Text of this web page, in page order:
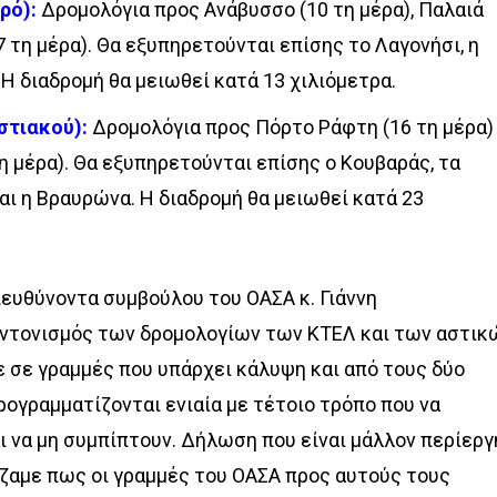
Δρομολόγια προς Ανάβυσσο (10 τη μέρα), Παλαιά
τη μέρα). Θα εξυπηρετούνται επίσης το Λαγονήσι, η
διαδρομή θα μειωθεί κατά 13 χιλιόμετρα.
Δρομολόγια προς Πόρτο Ράφτη (16 τη μέρα)
μέρα). Θα εξυπηρετούνται επίσης ο Κουβαράς, τα
η Βραυρώνα. Η διαδρομή θα μειωθεί κατά 23
συμβούλου του ΟΑΣΑ κ. Γιάννη
των δρομολογίων των ΚΤΕΛ και των
γραμμές που υπάρχει κάλυψη και από τους δύο
ενιαία µε τέτοιο τρόπο που να
να µη συµπίπτουν. Δήλωση που είναι μάλλον
πως οι γραμμές του ΟΑΣΑ προς αυτούς τους